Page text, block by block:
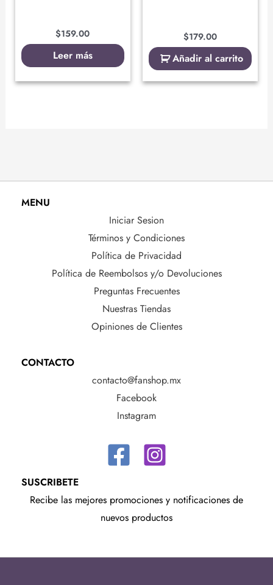
$159.00
Leer más
$179.00
Añadir al carrito
MENU
Iniciar Sesion
Términos y Condiciones
Política de Privacidad
Política de Reembolsos y/o Devoluciones
Preguntas Frecuentes
Nuestras Tiendas
Opiniones de Clientes
CONTACTO
contacto@fanshop.mx
Facebook
Instagram
SUSCRIBETE
Recibe las mejores promociones y notificaciones de
nuevos productos